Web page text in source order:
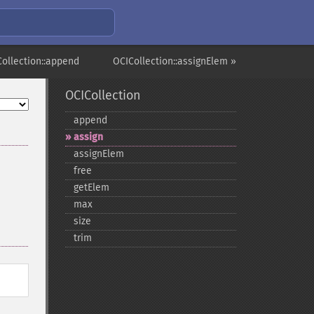
OCICollection::assignElem »
OCICollection
append
assign
assignElem
free
getElem
max
size
trim